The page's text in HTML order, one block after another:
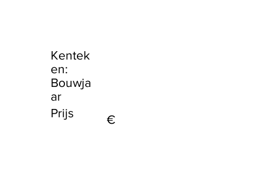
Kentek
en:
Prijs €
Bouwja
ar